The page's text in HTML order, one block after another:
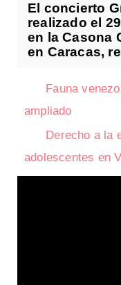
El concierto
realizado el
en la Casona
en Caracas,
Fauna
ampliado
Derecho a la
adolescentes en